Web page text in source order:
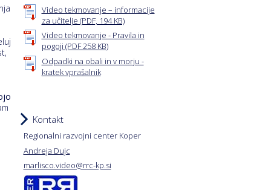
Video tekmovanje – informacije
za učitelje (PDF, 194 KB)
Video tekmovanje - Pravila in
pogoji (PDF 258 KB)
Odpadki na obali in v morju -
kratek vprašalnik
Kontakt
Regionalni razvojni center Koper
Andreja Dujc
marlisco.video@rrc-kp.si